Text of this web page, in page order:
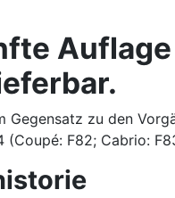
Gegensatz zu den
(Coupé: F82; Cabrio: